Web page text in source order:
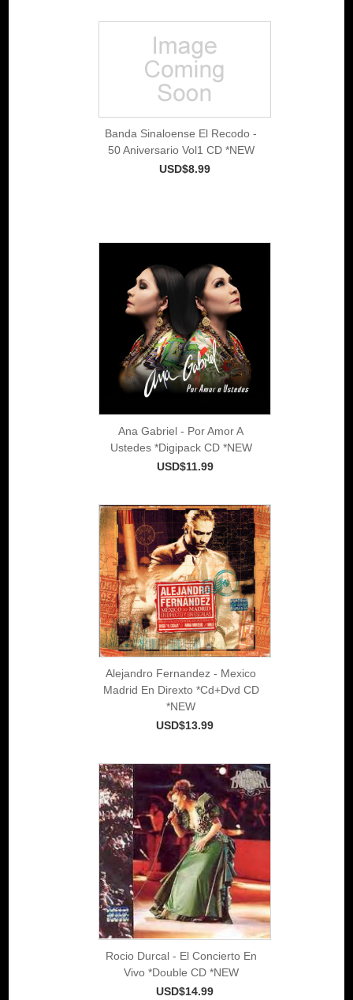
Banda Sinaloense El Recodo -
50 Aniversario Vol1 CD *NEW
USD$8.99
Ana Gabriel - Por Amor A
Ustedes *Digipack CD *NEW
USD$11.99
Alejandro Fernandez - Mexico
Madrid En Direxto *Cd+Dvd CD
*NEW
USD$13.99
Rocio Durcal - El Concierto En
Vivo *Double CD *NEW
USD$14.99